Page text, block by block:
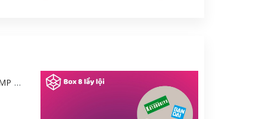
Mô hình Bandai 30MP Rei Ayanami (PLUG SUIT Ver.) – Evangelion [GDB] [30MP]